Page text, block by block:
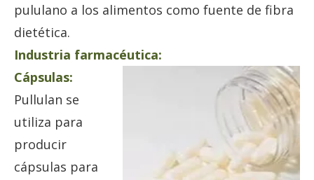
pululano a los alimentos como fuente de fibra
dietética.
Industria farmacéutica:
Cápsulas:
Pullulan se
utiliza para
producir
cápsulas para